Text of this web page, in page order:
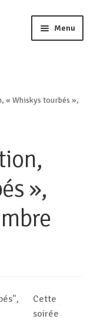
Menu
le
« Whiskys tourbés »,
»,
Cette
soirée